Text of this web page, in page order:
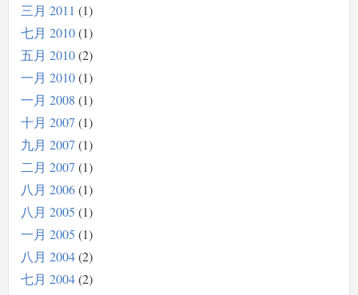
三月 2011
1
七月 2010 1
五月 2010 2
一月 2010 1
一月 2008 1
十月 2007 1
九月 2007 1
二月 2007 1
八月 2006 1
八月 2005 1
一月 2005 1
八月 2004 2
七月 2004 2